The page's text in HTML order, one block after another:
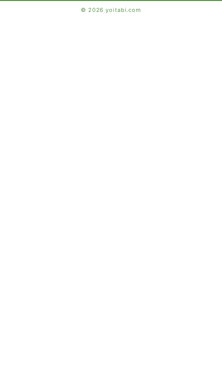
© 2026 yoitabi.com